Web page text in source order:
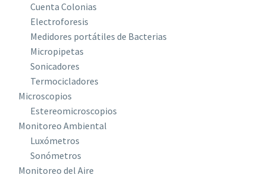
Cuenta Colonias
Electroforesis
Medidores portátiles de Bacterias
Micropipetas
Sonicadores
Termocicladores
Microscopios
Estereomicroscopios
Monitoreo Ambiental
Luxómetros
Sonómetros
Monitoreo del Aire